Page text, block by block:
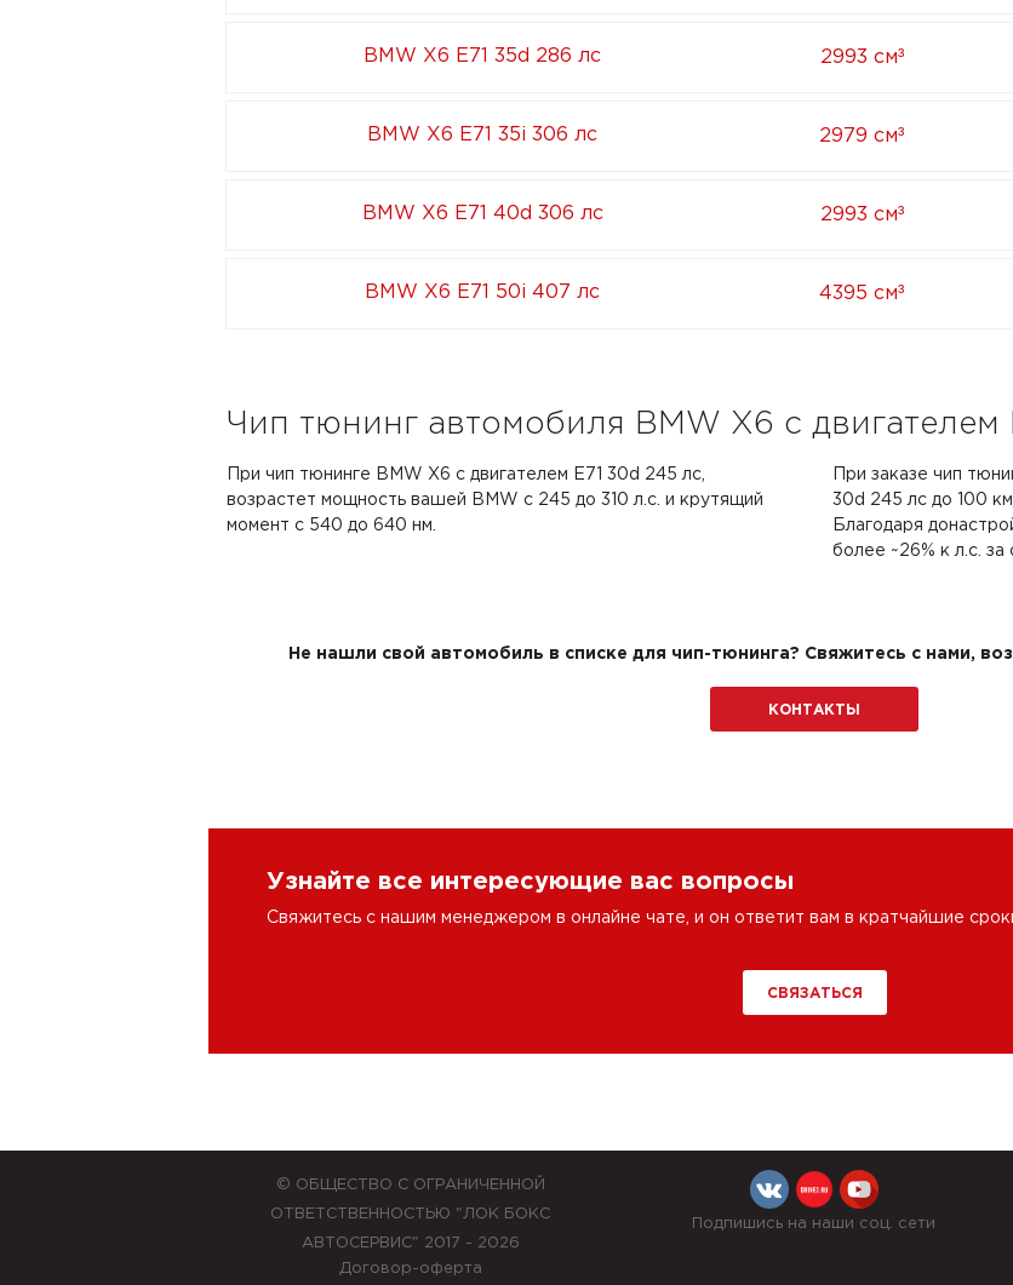
BMW X6 E71 35d 286 лс 2993 см³
BMW X6 E71 35i 306 лс 2979 см³
BMW X6 E71 40d 306 лс 2993 см³
BMW X6 E71 50i 407 лс 4395 см³
Чип тюнинг автомобиля BMW X6 с двигателем
При чип тюнинге BMW X6 с двигателем E71 30d 245 лс,
возрастет мощность вашей BMW с 245 до 310 л.с. и крутящий
момент с 540 до 640 нм.
При заказе чип
30d 245 лс до 100
Благодаря
более ~26% к л.с.
Не нашли свой автомобиль в списке для чип-тюнинга? Свяжитесь с нами,
КОНТАКТЫ
Узнайте все интересующие вас вопросы
Свяжитесь с нашим менеджером в онлайне чате, и он ответит вам в кратчайшие
СВЯЗАТЬСЯ
© ОБЩЕСТВО С ОГРАНИЧЕННОЙ
ОТВЕТСТВЕННОСТЬЮ "ЛОК БОКС
АВТОСЕРВИС" 2017 - 2026
Договор-оферта
Подпишись на наши соц. сети